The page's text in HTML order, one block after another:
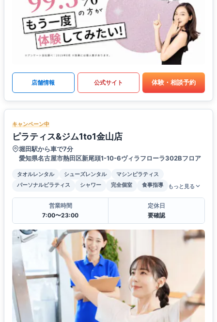
店舗情報 公式サイト 体験・相談予約
キャンペーン中
ピラティス&ジム1to1金山店
堀田駅から車で7分
愛知県名古屋市熱田区新尾頭1-10-6ヴィラフローラ302Bフロア
タオルレンタル シューズレンタル
マシンピラティス
パーソナルピラティス
シャワー 完全個室 食事指導 もっと見る
営業時間
7:00〜23:00
定休日
要確認